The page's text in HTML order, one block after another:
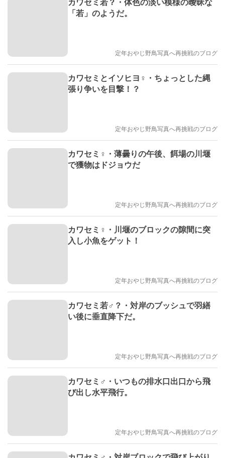
「若」のようだ。
定年おやじ野鳥写真へ再挑戦のブログ
カワセミとイソヒヨ♀・ちょっとした縄
張り争いを目撃！？
定年おやじ野鳥写真へ再挑戦のブログ
カワセミ♀・薄曇りの午後、餌場の川堰
で獲物はドジョウだ
定年おやじ野鳥写真へ再挑戦のブログ
カワセミ♀・川堰のブロックの隙間に突
入し小魚をゲット！
定年おやじ野鳥写真へ再挑戦のブログ
カワセミ若♂？・対岸のブッシュで羽繕
い後に垂直降下だ。
定年おやじ野鳥写真へ再挑戦のブログ
カワセミ♂・いつもの排水口出口から飛
び出し水平飛行。
定年おやじ野鳥写真へ再挑戦のブログ